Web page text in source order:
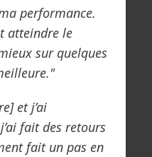
performance.
atteindre le
sur quelques
et j’ai
fait des retours
fait un pas en